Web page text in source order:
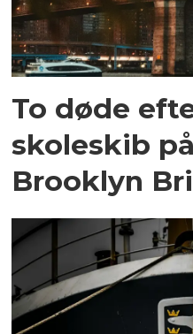
To døde
skoleskib
Brooklyn